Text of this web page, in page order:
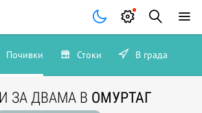
Почивки Стоки В града
ЗА ДВАМА В ОМУРТАГ